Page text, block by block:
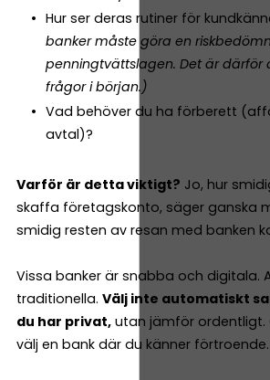
Hur ser deras rutiner för
banker måste göra en
penningtvättslagen. Det är därför
frågor i början.)
Vad behöver du ha förberett
avtal)?
Varför är detta viktigt? Jo, hur
skaffa företagskonto, säger ganska
smidig resten av resan med banken
Vissa banker är snabba och digitala.
traditionella. Välj inte automatiskt
du har privat, utan jämför ordentligt.
välj en bank där du känner förtroende.